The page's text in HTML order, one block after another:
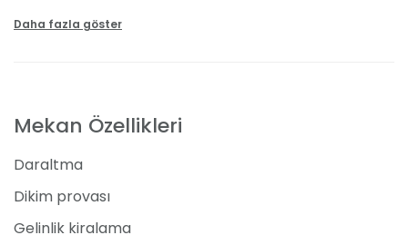
adaylarının yanında oluyor. Esra Özcan gelinlik
Esra Özcan, özenle sunduğu hizmetlerle de gelin
Hazır kalıp birçok gelinlik modeline sahip
mağazasında kişiye uygun gelinlik dikim işlemleri de
uygulanıyor. Gelinliğin yanı sıra özel gün kıyafetleri ve
aksesuar gibi hizmetlerle de gelin adayının her
Daha fazla göster
Mekan Özellikleri
Daraltma
Dikim provası
Gelinlik kiralama